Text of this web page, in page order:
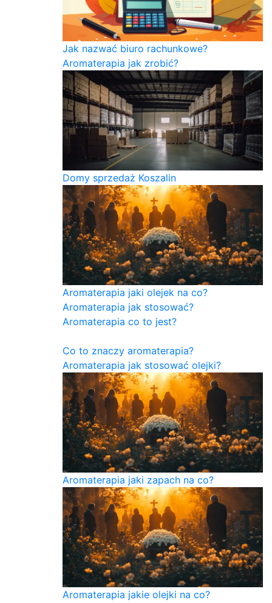
Jak nazwać biuro rachunkowe?
Aromaterapia jak zrobić?
Domy sprzedaż Koszalin
Aromaterapia jaki olejek na co?
Aromaterapia jak stosować?
Aromaterapia co to jest?
Co to znaczy aromaterapia?
Aromaterapia jak stosować olejki?
Aromaterapia jaki zapach na co?
Aromaterapia jakie olejki na co?